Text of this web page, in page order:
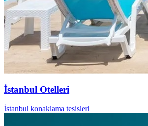
İstanbul Otelleri
İstanbul konaklama tesisleri